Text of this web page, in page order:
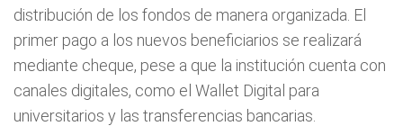
distribución de los fondos de manera organizada. El
primer pago a los nuevos beneficiarios se realizará
mediante cheque, pese a que la institución cuenta con
canales digitales, como el Wallet Digital para
universitarios y las transferencias bancarias.